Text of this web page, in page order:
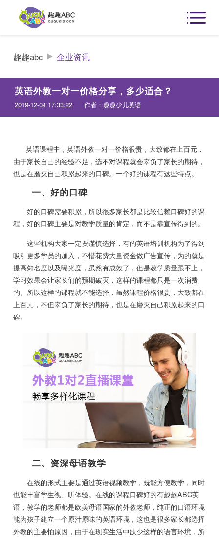
趣趣abc 企业资讯
英语外教一对一价格分享，多少适合？
2019-12-04 17:33:22 作者：趣趣少儿英语
英语课程中，英语外教一对一价格很贵，大致都在上百元，
由于家长自己的经验不足，选不对课程就会辜负了家长的期待，
也是在磨灭自己积累起来的口碑。一个好的课程有这些特点。
一、好的口碑
好的口碑需要积累，所以很多家长都是比较信赖口碑好的课
程，好的口碑主要是对教学质量的肯定，而不是靠宣传得到的。
这些机构大家一定要谨慎选择，有的英语培训机构为了得到
吸引更多学员的加入，不惜花费大量资金做广告宣传，为的就是
提高知名度以及曝光度，虽然有成效了，但是教学质量跟不上，
学习效果会让家长们的预期破灭，这样的课程都只是一次消费
的。所以这样的课程就不能选择，虽然课程价格很贵，大致都在
上百元，不但辜负了家长的期待，也是在磨灭自己积累起来的口
碑。
二、资深母语教学
在线的形式主要是通过英语视频教学，既能方便教学，同时
也能丰富学生视、听体验。在线的课程口碑好的有趣趣ABC英
语，教学的老师都是欧美母语国家的外教老师，纯正的口语环境
能为孩子建立一个原汁原味的英语环境，这也是很多家长都选择
外教的主要怕原因，由于在现实生活中缺少这样的语言环境，所